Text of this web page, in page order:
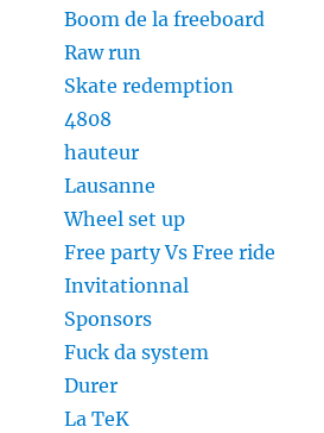
Boom de la freeboard
Raw run
Skate redemption
4808
hauteur
Lausanne
Wheel set up
Free party Vs Free ride
Invitationnal
Sponsors
Fuck da system
Durer
La TeK